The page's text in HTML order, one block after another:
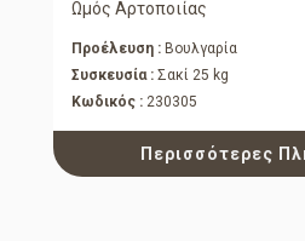
Ωμός Αρτοποιίας
Προέλευση : Βουλγαρία
Συσκευσία : Σακί 25 kg
Κωδικός : 230305
Περισσότερες